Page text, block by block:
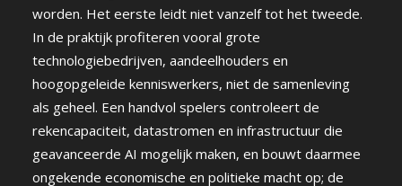
worden. Het eerste leidt niet vanzelf tot het tweede.
In de praktijk profiteren vooral grote
technologiebedrijven, aandeelhouders en
hoogopgeleide kenniswerkers, niet de samenleving
als geheel. Een handvol spelers controleert de
rekencapaciteit, datastromen en infrastructuur die
geavanceerde AI mogelijk maken, en bouwt daarmee
ongekende economische en politieke macht op; de